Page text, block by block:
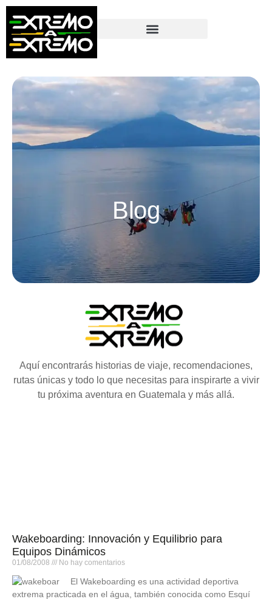
contenido
Blog
Aquí encontrarás historias de viaje, recomendaciones,
rutas únicas y todo lo que necesitas para inspirarte a vivir
tu próxima aventura en Guatemala y más allá.
Wakeboarding: Innovación y Equilibrio para
Equipos Dinámicos
01/08/2008 No hay comentarios
El Wakeboarding es una actividad deportiva
extrema practicada en el água, también conocida como Esquí